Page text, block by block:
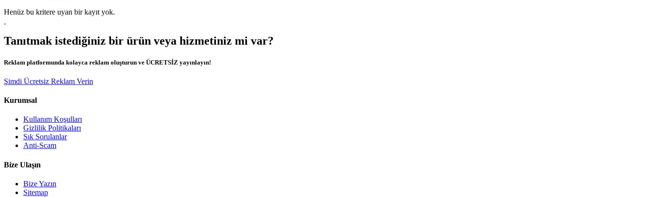
Henüz bu kritere uyan bir kayıt yok.
Tanıtmak istediğiniz bir ürün veya hizmetiniz mi var?
Reklam platformunda kolayca reklam oluşturun ve ÜCRETSİZ yayınlayın!
Şimdi Ücretsiz Reklam Verin
Kurumsal
Kullanım Koşulları
Gizlilik Politikaları
Sık Sorulanlar
Anti-Scam
Bize Ulaşın
Bize Yazın
Sitemap